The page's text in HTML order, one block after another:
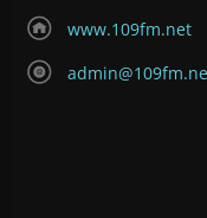
www.109fm.net